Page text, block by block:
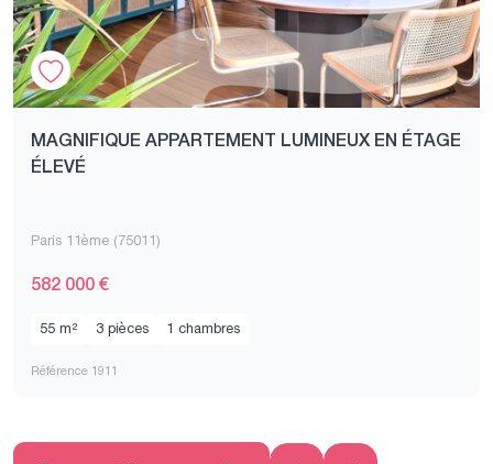
MAGNIFIQUE APPARTEMENT LUMINEUX EN ÉTAGE
ÉLEVÉ
Paris 11ème (75011)
582 000 €
55 m² 3 pièces 1 chambres
Référence 1911